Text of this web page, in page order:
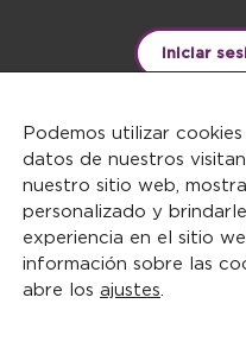
Iniciar
DERECHOS
Podemos utilizar
datos de nuestros
nuestro sitio web,
personalizado y
experiencia en el sitio
información sobre las
abre los ajustes.